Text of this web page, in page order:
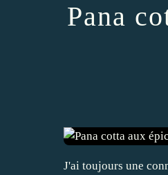
Pana
J'ai toujours une